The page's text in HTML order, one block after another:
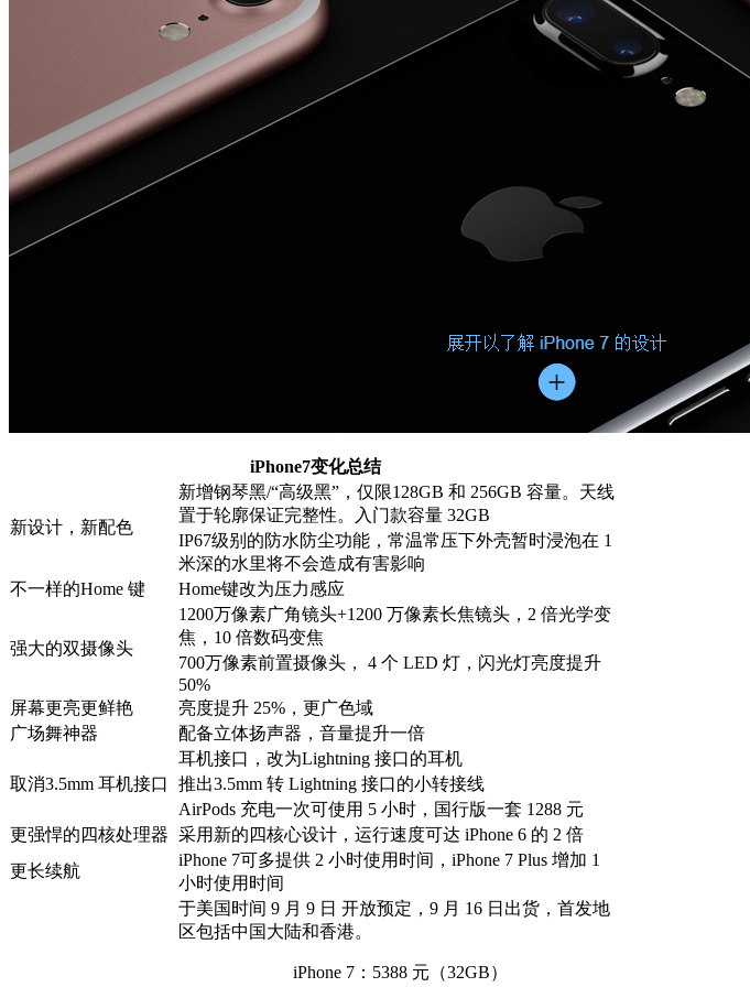
iPhone7变化总结
新设计，新配色
新增钢琴黑/“高级黑”，仅限128GB 和 256GB 容量。天线
置于轮廓保证完整性。入门款容量 32GB
IP67级别的防水防尘功能，常温常压下外壳暂时浸泡在 1
米深的水里将不会造成有害影响
不一样的Home 键
Home键改为压力感应
强大的双摄像头
1200万像素广角镜头+1200 万像素长焦镜头，2 倍光学变
焦，10 倍数码变焦
700万像素前置摄像头， 4 个 LED 灯，闪光灯亮度提升
50%
屏幕更亮更鲜艳
亮度提升 25%，更广色域
广场舞神器
配备立体扬声器，音量提升一倍
取消3.5mm 耳机接口
耳机接口，改为Lightning 接口的耳机
推出3.5mm 转 Lightning 接口的小转接线
AirPods 充电一次可使用 5 小时，国行版一套 1288 元
更强悍的四核处理器 采用新的四核心设计，运行速度可达 iPhone 6 的 2 倍
更长续航
iPhone 7可多提供 2 小时使用时间，iPhone 7 Plus 增加 1
小时使用时间
于美国时间 9 月 9 日 开放预定，9 月 16 日出货，首发地
区包括中国大陆和香港。
iPhone 7：5388 元（32GB）